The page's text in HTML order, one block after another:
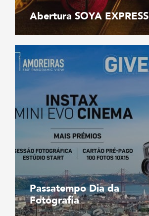
Abertura SOYA EXPRESS
Passatempo Dia da
Fotografia